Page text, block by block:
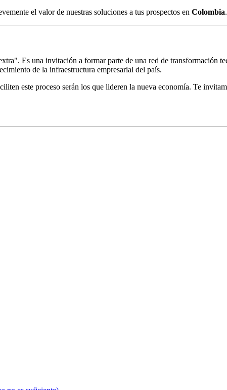
el valor de nuestras soluciones a tus prospectos en Colombia.
Es una invitación a formar parte de una red de transformación
de la infraestructura empresarial del país.
este proceso serán los que lideren la nueva economía. Te